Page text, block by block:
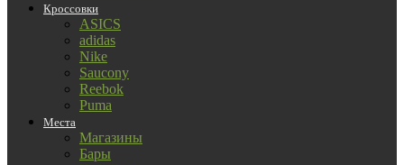
Кроссовки
ASICS
adidas
Nike
Saucony
Reebok
Puma
Места
Магазины
Бары